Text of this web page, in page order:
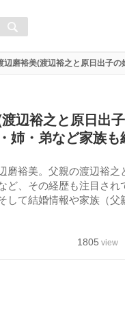
辺磨裕美(渡辺裕之と原日出子
辺裕之と原日出
姉・弟など家族も
磨裕美。父親の渡辺裕
ど、その経歴も注目さ
して結婚情報や家族（
1805 view